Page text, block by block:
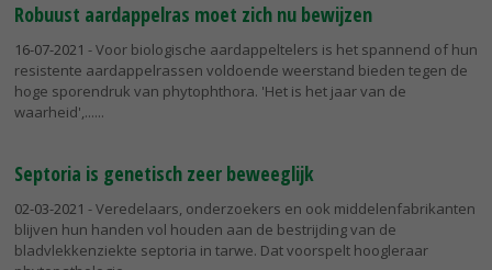
Robuust aardappelras moet zich nu bewijzen
16-07-2021 - Voor biologische aardappeltelers is het spannend of hun
resistente aardappelrassen voldoende weerstand bieden tegen de
hoge sporendruk van phytophthora. 'Het is het jaar van de
waarheid',...
Septoria is genetisch zeer beweeglijk
02-03-2021 - Veredelaars, onderzoekers en ook middelenfabrikanten
blijven hun handen vol houden aan de bestrijding van de
bladvlekkenziekte septoria in tarwe. Dat voorspelt hoogleraar